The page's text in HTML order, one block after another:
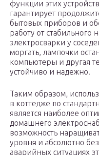
функции этих
гарантирует
бытовых приборов и
работу от
электросварки у
моргать, лампочки
компьютеры и другая
устойчиво и надежно.
Таким образом,
в коттедже по
является наиболее
домашнего
возможность
уровня и абсолютно
аварийных ситуациях